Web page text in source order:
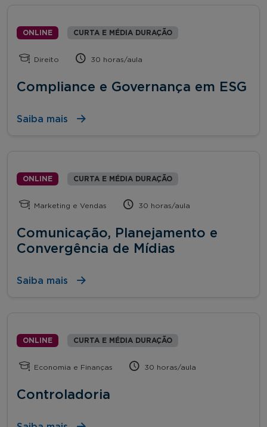
ONLINE CURTA E MÉDIA DURAÇÃO
Direito 30 horas/aula
Compliance e Governança em ESG
Saiba mais
ONLINE CURTA E MÉDIA DURAÇÃO
Marketing e Vendas 30 horas/aula
Comunicação, Planejamento e
Convergência de Mídias
Saiba mais
ONLINE CURTA E MÉDIA DURAÇÃO
Economia e Finanças 30 horas/aula
Controladoria